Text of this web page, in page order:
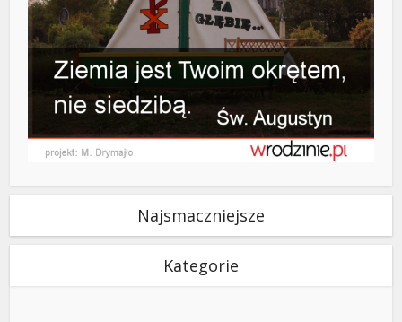
Najsmaczniejsze
Kategorie